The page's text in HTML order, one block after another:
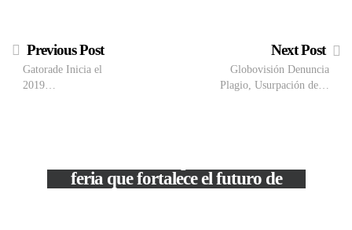
Previous Post
Gatorade Inicia el
2019…
Next Post
Globovisión Denuncia
Plagio, Usurpación de…
feria que fortalece el futuro de